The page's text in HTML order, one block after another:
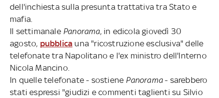
dell'inchiesta sulla presunta trattativa tra Stato e
mafia.
Il settimanale Panorama, in edicola giovedì 30
agosto, pubblica una "ricostruzione esclusiva" delle
telefonate tra Napolitano e l'ex ministro dell'Interno
Nicola Mancino.
In quelle telefonate - sostiene Panorama- sarebbero
stati espressi "giudizi e commenti taglienti su Silvio